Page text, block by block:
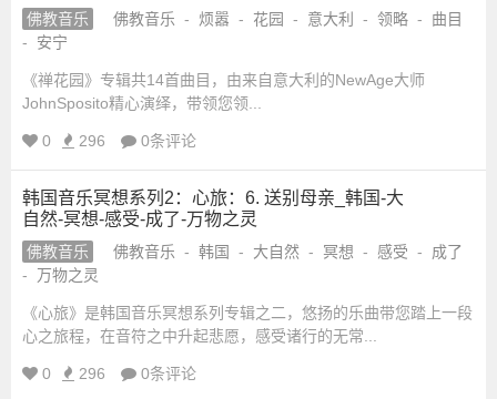
佛教音乐 佛教音乐 - 烦嚣 - 花园 - 意大利 - 领略 -
曲目
-
安宁
《禅花园》专辑共14首曲目，由来自意大利的NewAge大师
JohnSposito精心演绎，带领您领...
0 296 0条评论
韩国音乐冥想系列2：心旅：6. 送别母亲_韩国-大
自然-冥想-感受-成了-万物之灵
佛教音乐 佛教音乐 - 韩国 - 大自然 - 冥想 - 感受 -
成了
-
万物之灵
《心旅》是韩国音乐冥想系列专辑之二，悠扬的乐曲带您踏上一段
心之旅程，在音符之中升起悲愿，感受诸行的无常...
0 296 0条评论